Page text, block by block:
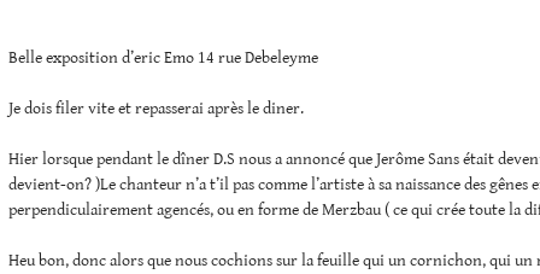
Belle exposition d’eric Emo 14 rue Debeleyme
Je dois filer vite et repasserai après le diner.
Hier lorsque pendant le dîner D.S nous a annoncé que Jerôme Sans était
devient-on? )Le chanteur n’a t’il pas comme l’artiste à sa naissance des gênes
perpendiculairement agencés, ou en forme de Merzbau ( ce qui crée toute la
Heu bon, donc alors que nous cochions sur la feuille qui un cornichon, qui un